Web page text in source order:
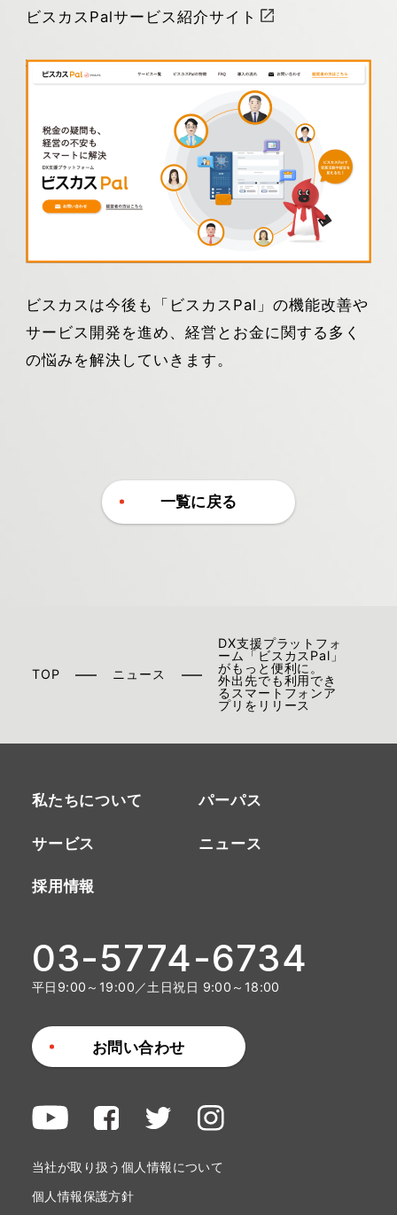
ビスカスPalサービス紹介サイト
ビスカスは今後も「ビスカスPal」の機能改善や
サービス開発を進め、経営とお金に関する多く
の悩みを解決していきます。
一覧に戻る
TOP ニュース
DX支援プラットフォ
ーム「ビスカスPal」
がもっと便利に。
外出先でも利用でき
るスマートフォンア
プリをリリース
03-5774-6734
平日9:00～19:00／土日祝日 9:00～18:00
私たちについて パーパス
サービス ニュース
採用情報
お問い合わせ
当社が取り扱う個人情報について
個人情報保護方針